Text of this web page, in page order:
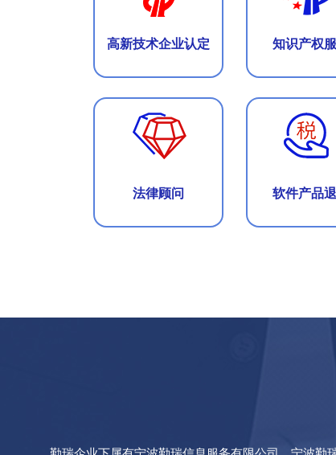
高新技术企业认定 知识产权
法律顾问 软件产品